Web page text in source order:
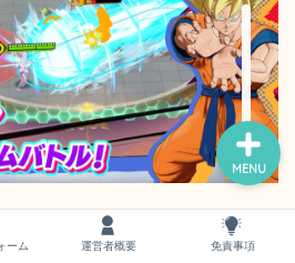
ーム 運営者概要 免責事項
MENU
運営者概要